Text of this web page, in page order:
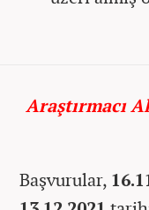
Araştırmacı
Başvurular,